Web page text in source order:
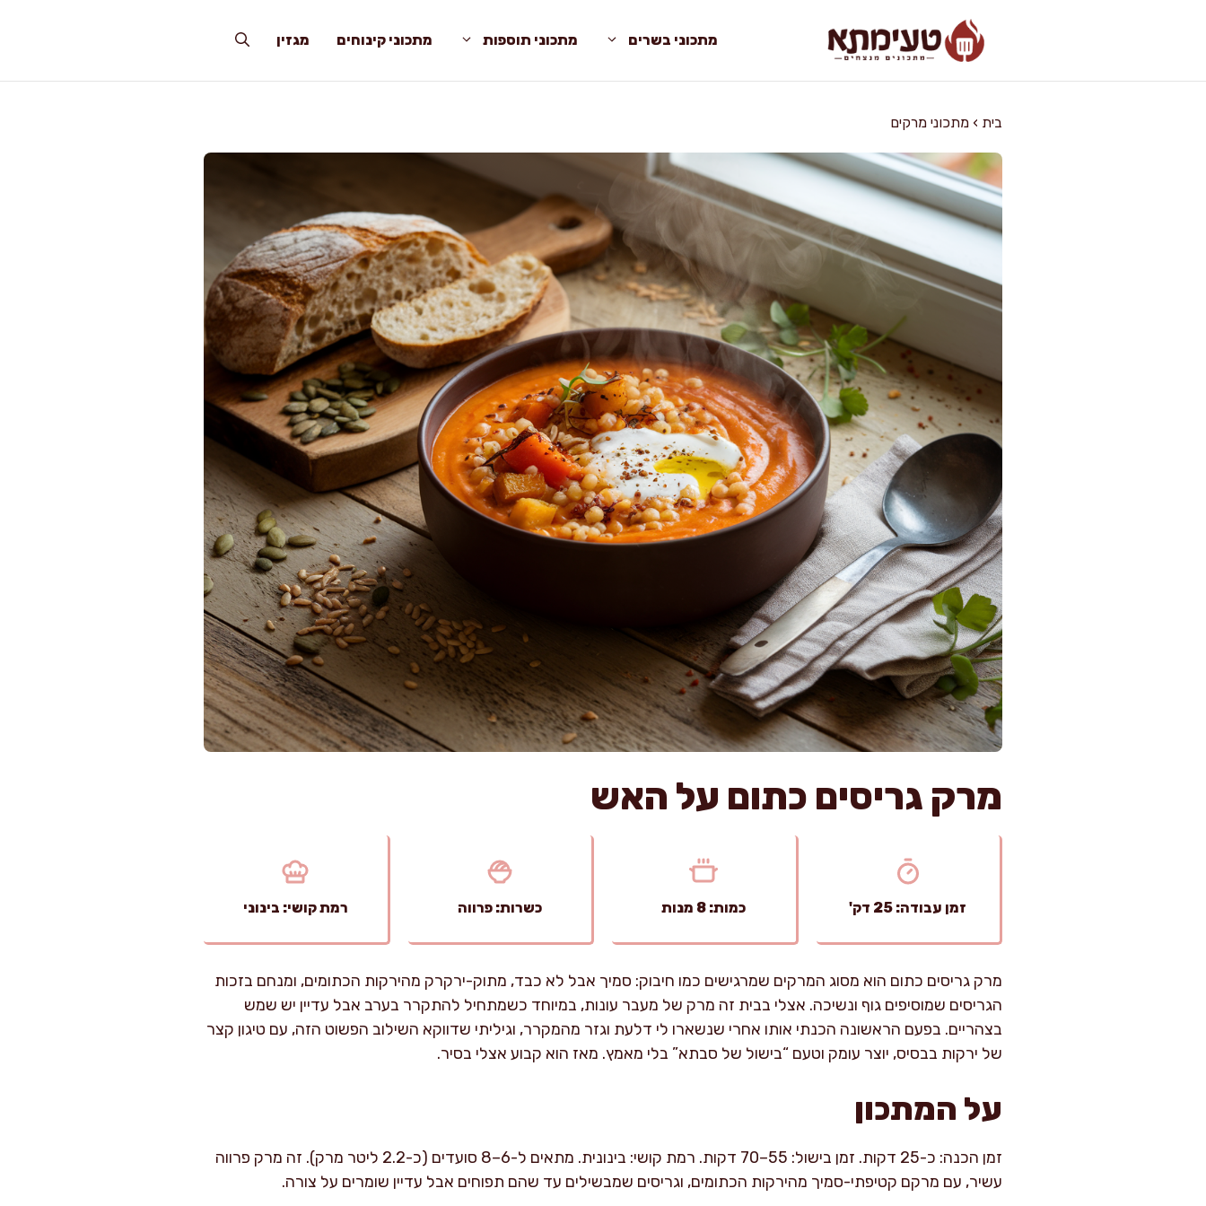
מתכוני בשרים מתכוני תוספות מתכוני קינוחים מגזין
בית › מתכוני מרקים
מרק גריסים כתום על האש
זמן עבודה: 25 דק' כמות: 8 מנות כשרות: פרווה רמת קושי: בינוני
מרק גריסים כתום הוא מסוג המרקים שמרגישים כמו חיבוק: סמיך אבל לא כבד, מתוק-ירקרק מהירקות הכתומים, ומנחם בזכות
הגריסים שמוסיפים גוף ונשיכה. אצלי בבית זה מרק של מעבר עונות, במיוחד כשמתחיל להתקרר בערב אבל עדיין יש שמש
בצהריים. בפעם הראשונה הכנתי אותו אחרי שנשארו לי דלעת וגזר מהמקרר, וגיליתי שדווקא השילוב הפשוט הזה, עם טיגון קצר
של ירקות בבסיס, יוצר עומק וטעם “בישול של סבתא” בלי מאמץ. מאז הוא קבוע אצלי בסיר.
על המתכון
זמן הכנה: כ-25 דקות. זמן בישול: 55–70 דקות. רמת קושי: בינונית. מתאים ל-6–8 סועדים (כ-2.2 ליטר מרק). זה מרק פרווה
עשיר, עם מרקם קטיפתי-סמיך מהירקות הכתומים, וגריסים שמבשילים עד שהם תפוחים אבל עדיין שומרים על צורה.